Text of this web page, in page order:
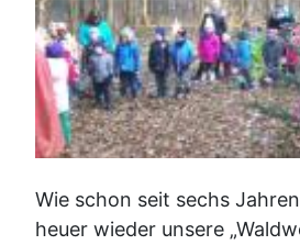
Wie schon seit sechs
heuer wieder unsere